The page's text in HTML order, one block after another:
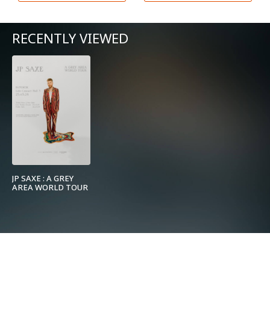
RECENTLY VIEWED
JP SAXE : A GREY
AREA WORLD TOUR